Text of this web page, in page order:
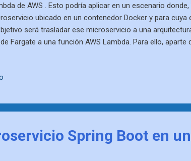
de AWS . Esto podría aplicar en un escenario
ubicado en un contenedor Docker y para cuya
será trasladar ese microservicio a una
Fargate a una función AWS Lambda. Para ello, aparte
que tener en cuenta que trasladar un microservicio
saber que no es un cambio directo. Migrar
Como punto de...
Spring Boot en